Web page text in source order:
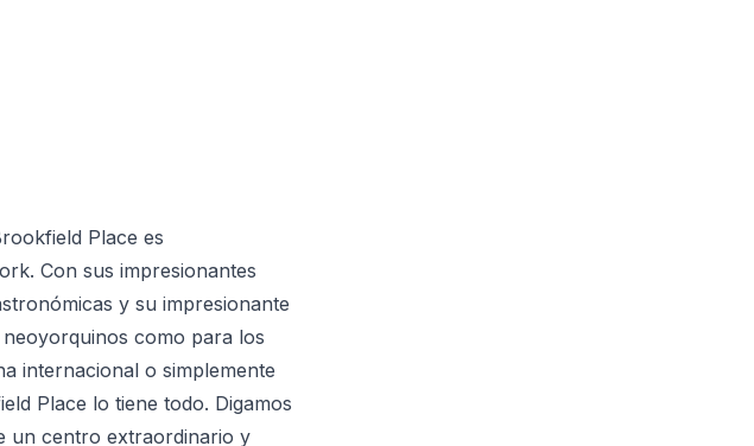
Place es
Con sus impresionantes
y su impresionante
como para los
internacional o simplemente
Place lo tiene todo. Digamos
un centro extraordinario y